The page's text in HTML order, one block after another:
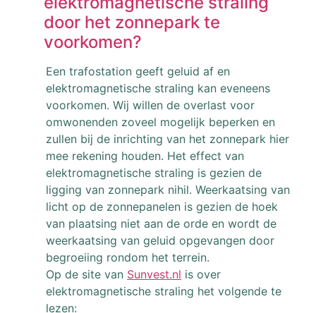
door het zonnepark te
voorkomen?
Een trafostation geeft geluid af en
elektromagnetische straling kan eveneens
voorkomen. Wij willen de overlast voor
omwonenden zoveel mogelijk beperken en
zullen bij de inrichting van het zonnepark hier
mee rekening houden. Het effect van
elektromagnetische straling is gezien de
ligging van zonnepark nihil. Weerkaatsing van
licht op de zonnepanelen is gezien de hoek
van plaatsing niet aan de orde en wordt de
weerkaatsing van geluid opgevangen door
begroeiing rondom het terrein.
Op de site van Sunvest.nl is over
elektromagnetische straling het volgende te
lezen: